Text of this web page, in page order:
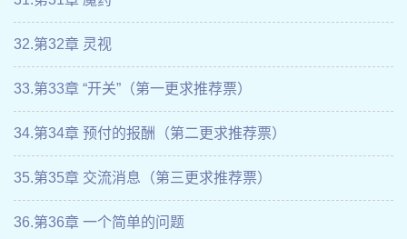
32.第32章 灵视
33.第33章 “开关”（第一更求推荐票）
34.第34章 预付的报酬（第二更求推荐票）
35.第35章 交流消息（第三更求推荐票）
36.第36章 一个简单的问题